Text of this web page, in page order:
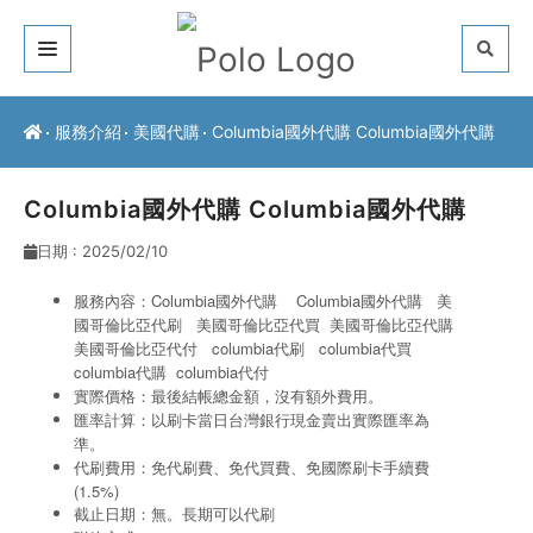
關於我們
最新公告
聯絡方式
服務介紹 美國代購 Columbia國外代購 Columbia國外代購
Columbia國外代購 Columbia國外代購
日期 : 2025/02/10
服務內容：Columbia國外代購 Columbia國外代購 美
國哥倫比亞代刷
美國哥倫比亞代買 美國哥倫比亞代購
美國哥倫比亞代付
columbia代刷
columbia代買
columbia代購 columbia代付
實際價格：最後結帳總金額，沒有額外費用。
匯率計算：以刷卡當日台灣銀行現金賣出實際匯率為
準。
代刷費用：免代刷費、免代買費、免國際刷卡手續費
(1.5%)
截止日期：無。長期可以代刷